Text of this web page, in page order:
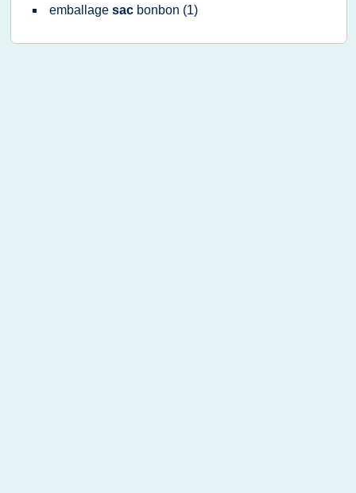
emballage sac bonbon (1)